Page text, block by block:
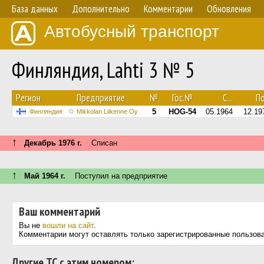
База данных Дополнительно Комментарии Обновления
Автобусный транспорт
Финляндия, Lahti 3 № 5
Регион Предприятие № Гос.№ С...
Финляндия Mikkolan Liikenne Oy 5 HOG-54 05.1964
↑ Декабрь 1976 г. Списан
↑ Май 1964 г. Поступил на предприятие
Ваш комментарий
Вы не вошли на сайт.
Комментарии могут оставлять только зарегистрированные